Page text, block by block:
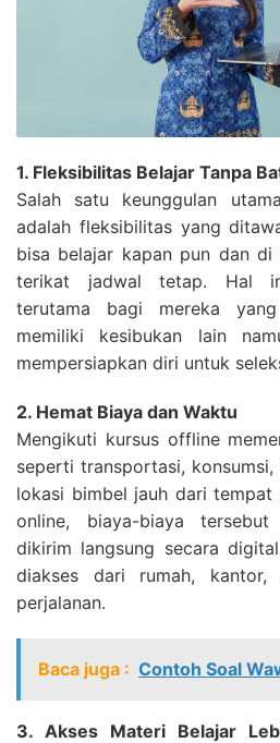
1. Fleksibilitas Belajar Tanpa
Salah satu keunggulan
adalah fleksibilitas yang
bisa belajar kapan pun dan di
terikat jadwal tetap. Hal
terutama bagi mereka
memiliki kesibukan lain
mempersiapkan diri untuk
2. Hemat Biaya dan Waktu
Mengikuti kursus offline
seperti transportasi,
lokasi bimbel jauh dari tempat
online, biaya-biaya
dikirim langsung secara
diakses dari rumah,
perjalanan.
Baca juga : Contoh Soal
3. Akses Materi Belajar